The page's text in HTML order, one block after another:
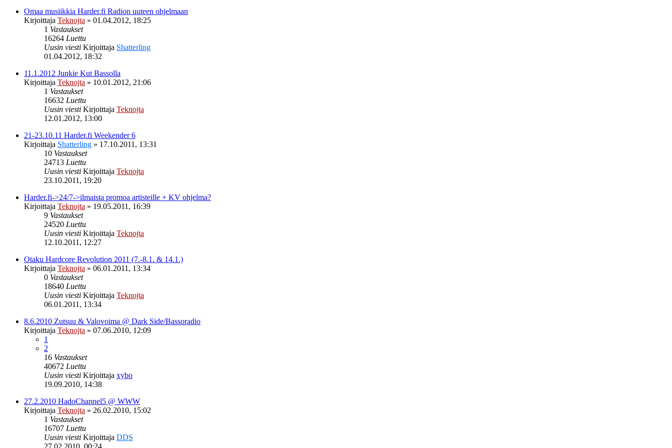
Omaa musiikkia Harder.fi Radion uuteen ohjelmaan
Kirjoittaja Teknojta » 01.04.2012, 18:25
1 Vastaukset
16264 Luettu
Uusin viesti Kirjoittaja Shatterling
01.04.2012, 18:32
11.1.2012 Junkie Kut Bassolla
Kirjoittaja Teknojta » 10.01.2012, 21:06
1 Vastaukset
16632 Luettu
Uusin viesti Kirjoittaja Teknojta
12.01.2012, 13:00
21-23.10.11 Harder.fi Weekender 6
Kirjoittaja Shatterling » 17.10.2011, 13:31
10 Vastaukset
24713 Luettu
Uusin viesti Kirjoittaja Teknojta
23.10.2011, 19:20
Harder.fi->24/7->ilmaista promoa artisteille + KV ohjelma?
Kirjoittaja Teknojta » 19.05.2011, 16:39
9 Vastaukset
24520 Luettu
Uusin viesti Kirjoittaja Teknojta
12.10.2011, 12:27
Otaku Hardcore Revolution 2011 (7.-8.1. & 14.1.)
Kirjoittaja Teknojta » 06.01.2011, 13:34
0 Vastaukset
18640 Luettu
Uusin viesti Kirjoittaja Teknojta
06.01.2011, 13:34
8.6.2010 Zutsuu & Valovoima @ Dark Side/Bassoradio
Kirjoittaja Teknojta » 07.06.2010, 12:09
1
2
16 Vastaukset
40672 Luettu
Uusin viesti Kirjoittaja xybo
19.09.2010, 14:38
27.2.2010 HadoChannel5 @ WWW
Kirjoittaja Teknojta » 26.02.2010, 15:02
1 Vastaukset
16707 Luettu
Uusin viesti Kirjoittaja DDS
27.02.2010, 00:24